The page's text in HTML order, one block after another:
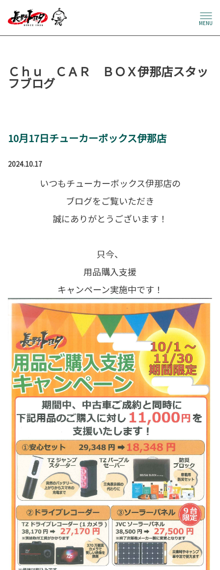
MENU
Ｃｈｕ ＣＡＲ ＢＯＸ伊那店スタッ
フブログ
10月17日チューカーボックス伊那店
2024.10.17
いつもチューカーボックス伊那店の
ブログをご覧いただき
誠にありがとうございます！
只今、
用品購入支援
キャンペーン実施中です！